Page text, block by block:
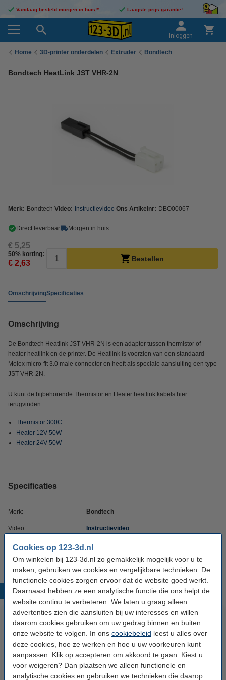
Cookies op 123-3d.nl
Om winkelen bij 123-3d.nl zo gemakkelijk mogelijk voor u te
maken, gebruiken we cookies en vergelijkbare technieken. De
functionele cookies zorgen ervoor dat de website goed werkt.
Daarnaast hebben ze een analytische functie die ons helpt de
website continu te verbeteren. We laten u graag alleen
advertenties zien die aansluiten bij uw interesses en willen
daarom cookies gebruiken om uw gedrag binnen en buiten
onze website te volgen. In ons cookiebeleid leest u alles over
deze cookies, hoe ze werken en hoe u uw voorkeuren kunt
aanpassen. Klik op accepteren om akkoord te gaan. Kiest u
voor weigeren? Dan plaatsen we alleen functionele en
analytische cookies en gebruiken we technieken die daarop
Vandaag besteld morgen in huis!* Laagste prijs garantie!
Inloggen
Home 3D-printer onderdelen Extruder Bondtech
Bondtech HeatLink JST VHR-2N
Merk: Bondtech Video: Instructievideo Ons Artikelnr: DBO00067
Direct leverbaar Morgen in huis
€ 5,25
50% korting:
€ 2,63 Bestellen
OmschrijvingSpecificaties
Omschrijving
De Bondtech Heatlink JST VHR-2N is een adapter tussen thermistor of
heater heatlink en de printer. De Heatlink is voorzien van een standaard
Molex micro-fit 3.0 male connector en heeft als speciale aansluiting een type
JST VHR-2N.
U kunt de bijbehorende Thermistor en Heater heatlink kabels hier
terugvinden:
Thermistor 300C
Heater 12V 50W
Heater 24V 50W
Specificaties
Merk: Bondtech
Video: Instructievideo
Ons Artikelnr: DBO00067
Populaire producten